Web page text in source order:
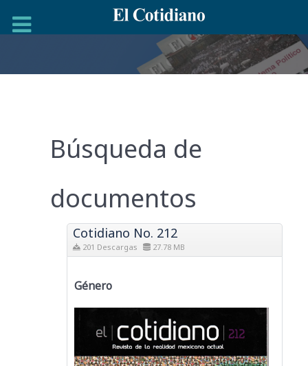
Búsqueda de
documentos
Cotidiano No. 212
201 Descargas 27.78 MB
Género